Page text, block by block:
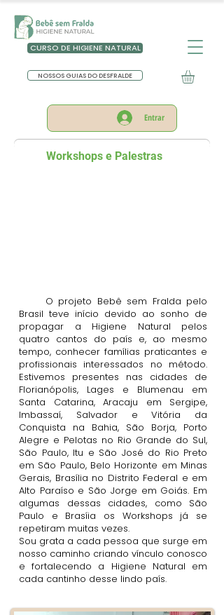
CURSO DE HIGIENE NATURAL
NOSSOS GUIAS DO DESFRALDE
Entrar
Workshops e Palestras
O projeto Bebê sem Fralda pelo
Brasil teve início devido ao sonho de
propagar a Higiene Natural pelos
quatro cantos do país e, ao mesmo
tempo, conhecer famílias praticantes e
profissionais interessados no método.
Estivemos presentes nas cidades de
Florianópolis, Lages e Blumenau em
Santa Catarina, Aracaju em Sergipe,
Imbassaí, Salvador e Vitória da
Conquista na Bahia, São Borja, Porto
Alegre e Pelotas no Rio Grande do Sul,
São Paulo, Itu e São José do Rio Preto
em São Paulo, Belo Horizonte em Minas
Gerais, Brasília no Distrito Federal e em
Alto Paraíso e São Jorge em Goiás. Em
algumas dessas cidades, como São
Paulo e Brasíia os Workshops já se
repetiram muitas vezes.
Sou grata a cada pessoa que surge em
nosso caminho criando vínculo conosco
e fortalecendo a Higiene Natural em
cada cantinho desse lindo país.